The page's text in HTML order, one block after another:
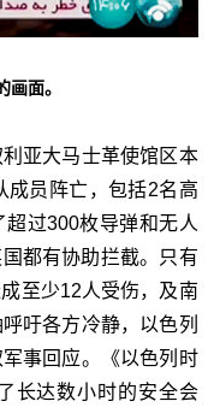
面。
亚大马士革使馆区本
成员阵亡，包括2名高
过300枚导弹和无人
都有协助拦截。只有
至少12人受伤，及南
吁各方冷静，以色列
事回应。《以色列时
长达数小时的安全会